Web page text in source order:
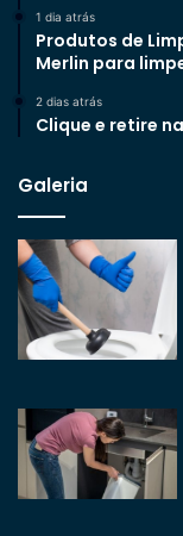
1 dia atrás
Produtos de
Merlin para
2 dias atrás
Clique e retire
Galeria